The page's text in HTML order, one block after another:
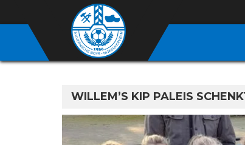
WILLEM’S KIP PALEIS